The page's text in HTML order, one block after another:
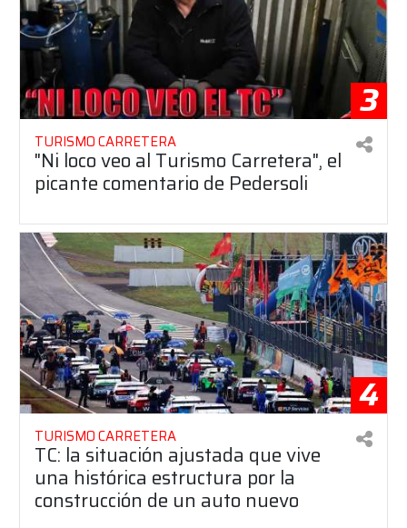
3
TURISMO CARRETERA
"Ni loco veo al Turismo Carretera", el
picante comentario de Pedersoli
4
TURISMO CARRETERA
TC: la situación ajustada que vive
una histórica estructura por la
construcción de un auto nuevo